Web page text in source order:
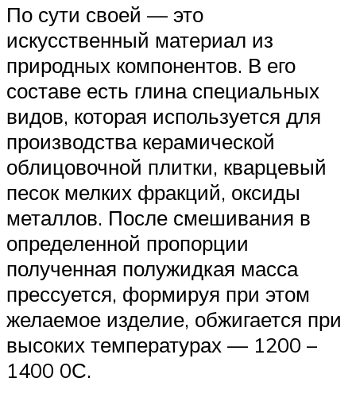
По сути своей — это
искусственный материал из
природных компонентов. В его
составе есть глина специальных
видов, которая используется для
производства керамической
облицовочной плитки, кварцевый
песок мелких фракций, оксиды
металлов. После смешивания в
определенной пропорции
полученная полужидкая масса
прессуется, формируя при этом
желаемое изделие, обжигается при
высоких температурах — 1200 –
1400 0С.